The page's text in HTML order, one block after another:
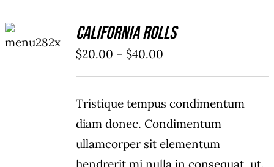
/
California Rolls
$20.00 – $40.00
range:
Tristique tempus condimentum
diam donec. Condimentum
ullamcorper sit elementum